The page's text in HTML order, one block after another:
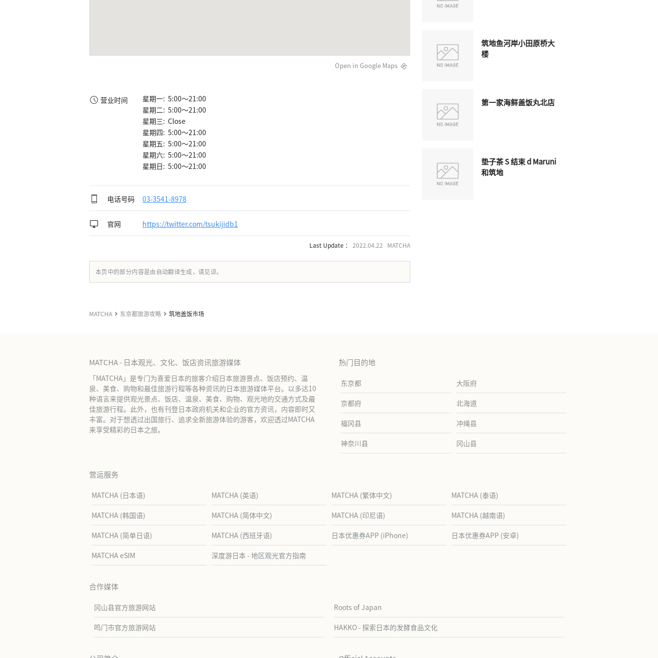
Open in Google Maps
营业时间
星期一: 5:00～21:00
星期二: 5:00～21:00
星期三: Close
星期四: 5:00～21:00
星期五: 5:00～21:00
星期六: 5:00～21:00
星期日: 5:00～21:00
电话号码 03-3541-8978
官网 https://twitter.com/tsukijidb1
Last Update ： 2022.04.22 MATCHA
本页中的部分内容是由自动翻译生成，请见谅。
筑地鱼河岸小田原桥大
楼
第一家海鲜盖饭丸北店
垫子茶 S 结束 d Maruni
和筑地
MATCHA 东京都旅游攻略 筑地盖饭市场
MATCHA - 日本观光、文化、饭店资讯旅游媒体
「MATCHA」是专门为喜爱日本的旅客介绍日本旅游景点、饭店预约、温
泉、美食、购物和最佳旅游行程等各种资讯的日本旅游媒体平台。以多达10
种语言来提供观光景点、饭店、温泉、美食、购物、观光地的交通方式及最
佳旅游行程。此外，也有刊登日本政府机关和企业的官方资讯，内容即时又
丰富。对于想透过出国旅行、追求全新旅游体验的游客，欢迎透过MATCHA
来享受精彩的日本之旅。
热门目的地
东京都 大阪府
京都府 北海道
福冈县 冲绳县
神奈川县 冈山县
营运服务
MATCHA (日本语) MATCHA (英语) MATCHA (繁体中文) MATCHA (泰语)
MATCHA (韩国语) MATCHA (简体中文) MATCHA (印尼语) MATCHA (越南语)
MATCHA (简单日语) MATCHA (西班牙语) 日本优惠券APP (iPhone) 日本优惠券APP (安卓)
MATCHA eSIM 深度游日本 - 地区观光官方指南
合作媒体
冈山县官方旅游网站 Roots of Japan
鸣门市官方旅游网站 HAKKO - 探索日本的发酵食品文化